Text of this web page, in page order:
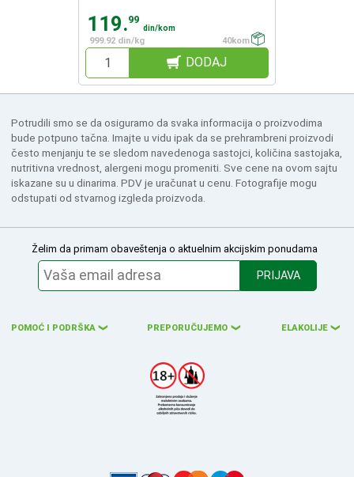
119.99
din/kom
999.92 din/kg
40kom
DODAJ
Potrudili smo se da osiguramo da svaka informacija o proizvodima
bude potpuno tačna. Imajte u vidu ipak da se prehrambreni proizvodi
često menjanju te se sledom navedenoga sastojci, količina sastojaka,
nutritivna vrednost, alergeni mogu promeniti. Sve cene na ovom sajtu
iskazane su u dinarima. PDV je uračunat u cenu. Fotografije mogu
odstupati od stvarnog izgleda proizvoda.
Želim da primam obaveštenja o aktuelnim akcijskim ponudama
PRIJAVA
POMOĆ I PODRŠKA ❮ PREPORUČUJEMO ❮ ELAKOLIJE ❮